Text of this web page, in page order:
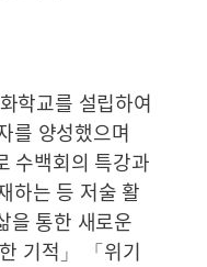
학교를 설립하여
를 양성했으며
수백회의 특강과
하는 등 저술 활
을 통한 새로운
기적」 「위기